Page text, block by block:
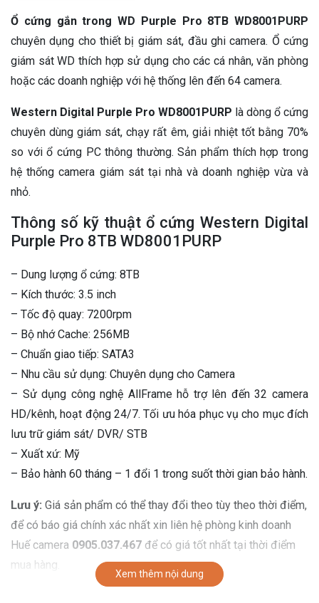
Ổ cứng gắn trong WD Purple Pro 8TB WD8001PURP
chuyên dụng cho thiết bị giám sát, đầu ghi camera. Ổ cứng
giám sát WD thích hợp sử dụng cho các cá nhân, văn phòng
hoặc các doanh nghiệp với hệ thống lên đến 64 camera.
Western Digital Purple Pro WD8001PURP là dòng ổ cứng
chuyên dùng giám sát, chạy rất êm, giải nhiệt tốt bằng 70%
so với ổ cứng PC thông thường. Sản phẩm thích hợp trong
hệ thống camera giám sát tại nhà và doanh nghiệp vừa và
nhỏ.
Thông số kỹ thuật ổ cứng Western Digital
Purple Pro 8TB WD8001PURP
– Dung lượng ổ cứng: 8TB
– Kích thước: 3.5 inch
– Tốc độ quay: 7200rpm
– Bộ nhớ Cache: 256MB
– Chuẩn giao tiếp: SATA3
– Nhu cầu sử dụng: Chuyên dụng cho Camera
– Sử dụng công nghệ AllFrame hỗ trợ lên đến 32 camera
HD/kênh, hoạt động 24/7. Tối ưu hóa phục vụ cho mục đích
lưu trữ giám sát/ DVR/ STB
– Xuất xứ: Mỹ
– Bảo hành 60 tháng – 1 đổi 1 trong suốt thời gian bảo hành.
Lưu ý: Giá sản phẩm có thể thay đổi theo tùy theo thời điểm,
để có báo giá chính xác nhất xin liên hệ phòng kinh doanh
Huế camera 0905.037.467 để có giá tốt nhất tại thời điểm
mua hàng.
Xem thêm nội dung